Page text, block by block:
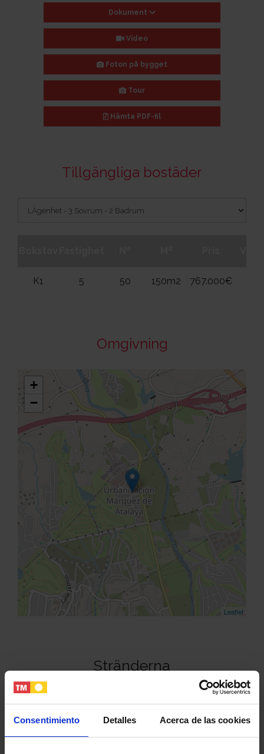
Consentimiento Detalles Acerca de las cookies
Dokument
Video
Foton på bygget
Tour
Hämta PDF-fil
Tillgängliga bostäder
K1 5 50 150m2 767.000€
Omgivning
+
−
Leaflet
Stränderna
Tjänster i området